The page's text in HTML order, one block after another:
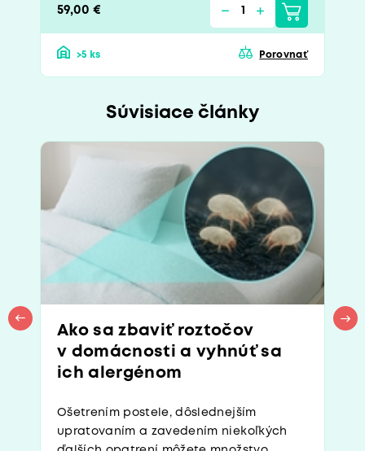
59,00 €
>5 ks Porovnať
Súvisiace články
Ako sa zbaviť roztočov
v domácnosti a vyhnúť sa
ich alergénom
Ošetrením postele, dôslednejším
upratovaním a zavedením niekoľkých